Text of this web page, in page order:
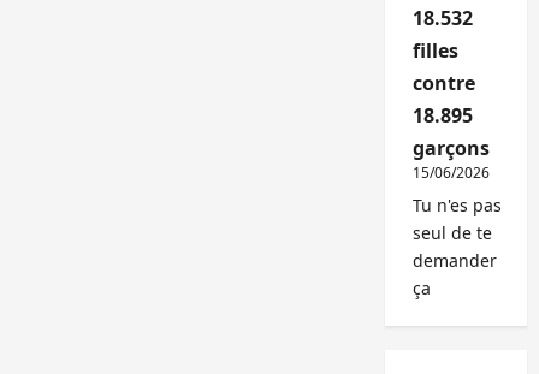
18.532
filles
contre
18.895
garçons
15/06/2026
Tu n'es pas
seul de te
demander
ça